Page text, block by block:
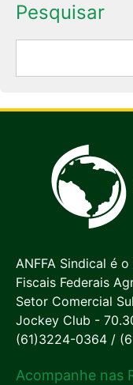
Pesquisar
ANFFA Sindical é
Fiscais Federais
Setor Comercial
Jockey Club -
(61)3224-0364 /
Acompanhe nas